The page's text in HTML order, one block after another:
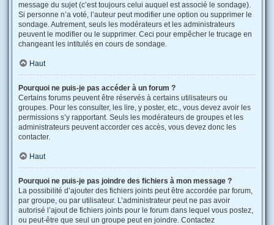
message du sujet (c’est toujours celui auquel est associé le sondage).
Si personne n’a voté, l’auteur peut modifier une option ou supprimer le
sondage. Autrement, seuls les modérateurs et les administrateurs
peuvent le modifier ou le supprimer. Ceci pour empêcher le trucage en
changeant les intitulés en cours de sondage.
Haut
Pourquoi ne puis-je pas accéder à un forum ?
Certains forums peuvent être réservés à certains utilisateurs ou
groupes. Pour les consulter, les lire, y poster, etc., vous devez avoir les
permissions s’y rapportant. Seuls les modérateurs de groupes et les
administrateurs peuvent accorder ces accès, vous devez donc les
contacter.
Haut
Pourquoi ne puis-je pas joindre des fichiers à mon message ?
La possibilité d’ajouter des fichiers joints peut être accordée par forum,
par groupe, ou par utilisateur. L’administrateur peut ne pas avoir
autorisé l’ajout de fichiers joints pour le forum dans lequel vous postez,
ou peut-être que seul un groupe peut en joindre. Contactez